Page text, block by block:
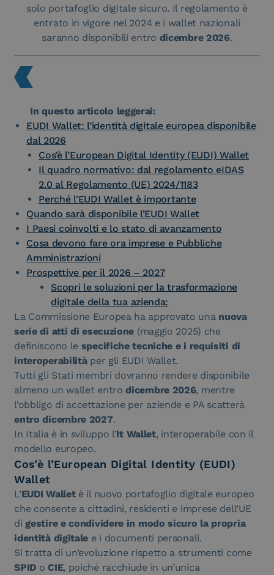
solo portafoglio digitale sicuro. Il regolamento è
entrato in vigore nel 2024 e i wallet nazionali
saranno disponibili entro dicembre 2026.
In questo articolo leggerai:
EUDI Wallet: l’identità digitale europea disponibile
dal 2026
Cos’è l’European Digital Identity (EUDI) Wallet
Il quadro normativo: dal regolamento eIDAS
2.0 al Regolamento (UE) 2024/1183
Perché l’EUDI Wallet è importante
Quando sarà disponibile l’EUDI Wallet
I Paesi coinvolti e lo stato di avanzamento
Cosa devono fare ora imprese e Pubbliche
Amministrazioni
Prospettive per il 2026 – 2027
Scopri le soluzioni per la trasformazione
digitale della tua azienda:
La Commissione Europea ha approvato una nuova
serie di atti di esecuzione (maggio 2025) che
definiscono le specifiche tecniche e i requisiti di
interoperabilitàper gli EUDI Wallet.
Tutti gli Stati membri dovranno rendere disponibile
almeno un wallet entrodicembre 2026, mentre
l’obbligo di accettazione per aziende e PA scatterà
entro dicembre 2027.
In Italia è in sviluppo l’It Wallet, interoperabile con il
modello europeo.
Cos’è l’European Digital Identity (EUDI)
Wallet
L’EUDI Walletè il nuovo portafoglio digitale europeo
che consente a cittadini, residenti e imprese dell’UE
digestire e condividere in modo sicuro la propria
identità digitale e i documenti personali.
Si tratta di un’evoluzione rispetto a strumenti come
SPID oCIE, poiché racchiude in un’unica